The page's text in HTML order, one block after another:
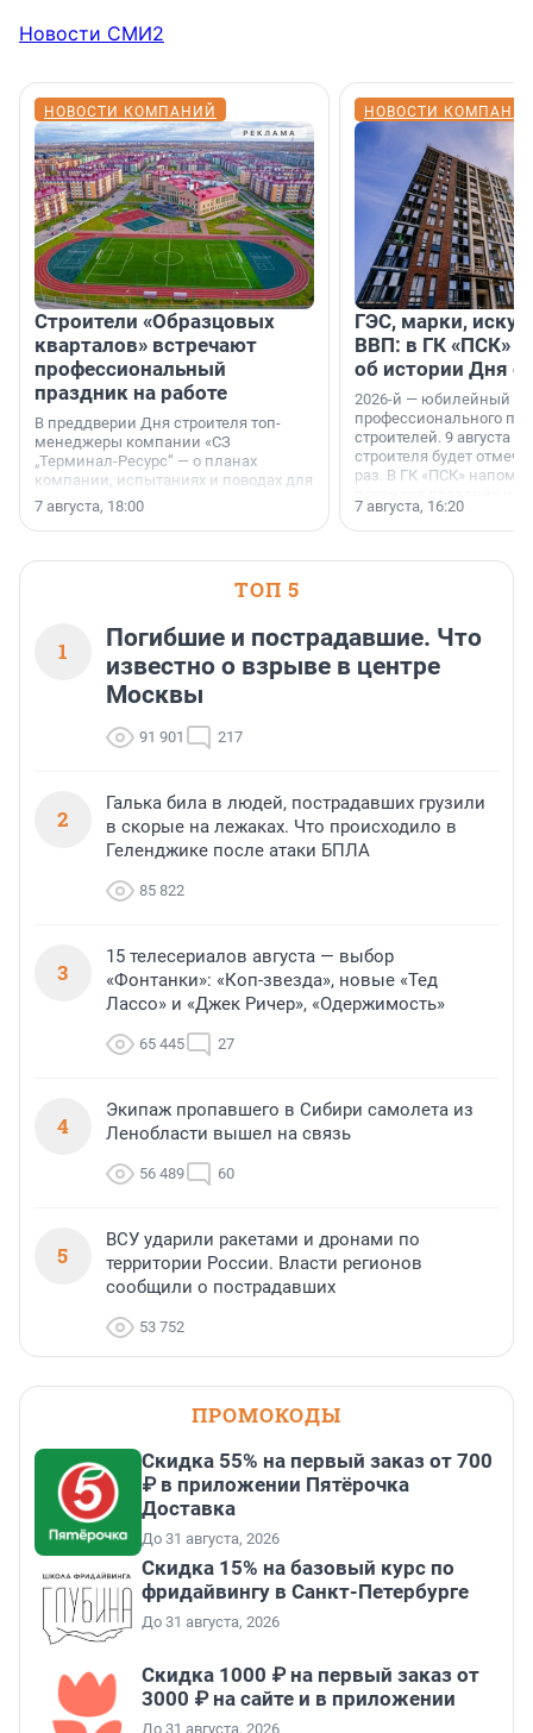
Новости СМИ2
НОВОСТИ КОМПАНИЙ
Строители «Образцовых
кварталов» встречают
профессиональный
праздник на работе
В преддверии Дня строителя топ-
менеджеры компании «СЗ
„Терминал-Ресурс“ — о планах
компании, испытаниях и поводах для
осторожного оптимизма.
7 августа, 18:00
НОВОСТИ
ГЭС, марки,
ВВП: в ГК «ПСК»
об истории Дня
2026-й — юбилейный
профессионального
строителей. 9 августа
строителя будет
раз. В ГК «ПСК»
поменялась роль
7 августа, 16:20
ТОП 5
1
Погибшие и пострадавшие. Что
известно о взрыве в центре
Москвы
91 901 217
2
Галька била в людей, пострадавших грузили
в скорые на лежаках. Что происходило в
Геленджике после атаки БПЛА
85 822
3
15 телесериалов августа — выбор
«Фонтанки»: «Коп-звезда», новые «Тед
Лассо» и «Джек Ричер», «Одержимость»
65 445 27
4
Экипаж пропавшего в Сибири самолета из
Ленобласти вышел на связь
56 489 60
5
ВСУ ударили ракетами и дронами по
территории России. Власти регионов
сообщили о пострадавших
53 752
ПРОМОКОДЫ
Скидка 55% на первый заказ от 700
₽ в приложении Пятёрочка
Доставка
До 31 августа, 2026
Скидка 15% на базовый курс по
фридайвингу в Санкт-Петербурге
До 31 августа, 2026
Скидка 1000 ₽ на первый заказ от
3000 ₽ на сайте и в приложении
До 31 августа, 2026